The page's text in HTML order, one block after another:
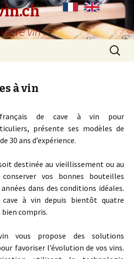
vin !
à vin
de cave à vin pour
présente ses modèles de
30 ans d’expérience.
destinée au vieillissement ou au
vos bonnes bouteilles
dans des conditions idéales.
à vin depuis bientôt quatre
bien compris.
vous propose des solutions
favoriser l’évolution de vos vins.